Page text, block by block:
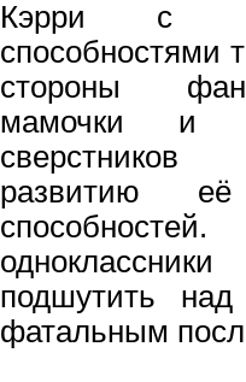
Кэрри с
способностями
стороны
мамочки и
сверстников
развитию её
подшутить
фатальным